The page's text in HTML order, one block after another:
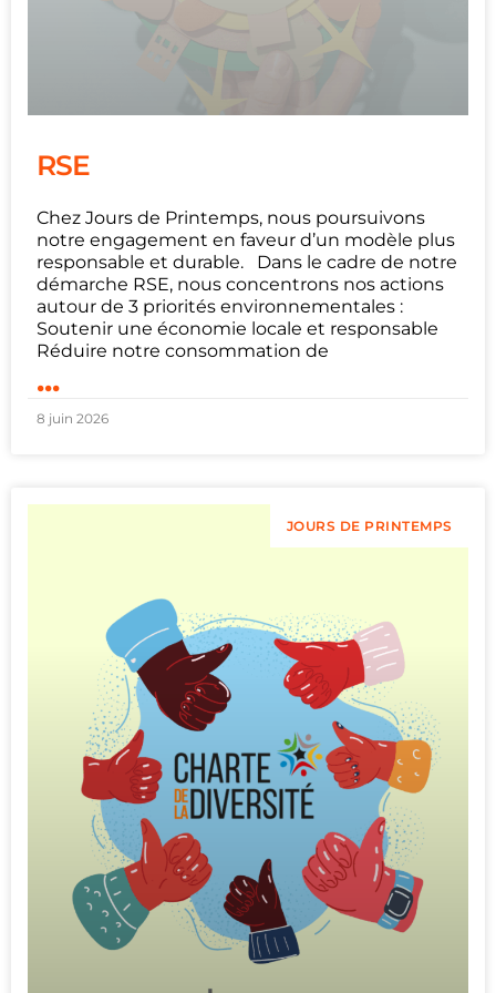
RSE
Chez Jours de Printemps, nous poursuivons
notre engagement en faveur d’un modèle plus
responsable et durable. Dans le cadre de notre
démarche RSE, nous concentrons nos actions
autour de 3 priorités environnementales :
Soutenir une économie locale et responsable
Réduire notre consommation de
...
8 juin 2026
JOURS DE PRINTEMPS